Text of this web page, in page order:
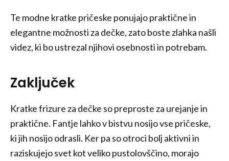
Te modne kratke pričeske ponujajo praktične in
elegantne možnosti za dečke, zato boste zlahka našli
videz, ki bo ustrezal njihovi osebnosti in potrebam.
Zaključek
Kratke frizure za dečke so preproste za urejanje in
praktične. Fantje lahko v bistvu nosijo vse pričeske,
ki jih nosijo odrasli. Ker pa so otroci bolj aktivni in
raziskujejo svet kot veliko pustolovščino, morajo